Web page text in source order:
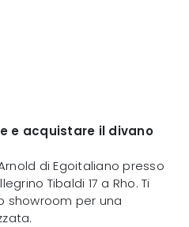
e acquistare il divano
di Egoitaliano presso
Tibaldi 17 a Rho. Ti
showroom per una